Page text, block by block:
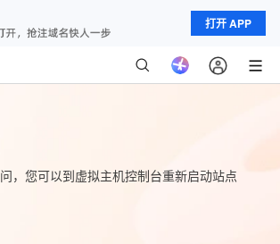
打开 APP
，您可以到虚拟主机控制台重新启动站点